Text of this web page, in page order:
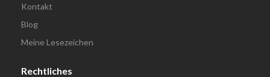
Kontakt
Blog
Meine Lesezeichen
Rechtliches